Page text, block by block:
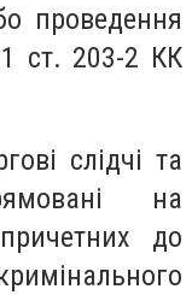
проведення
1 ст. 203-2 КК
слідчі та
на
до